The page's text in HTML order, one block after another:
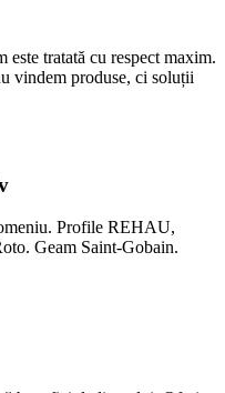
este tratată cu respect maxim.
vindem produse, ci soluții
Profile REHAU,
Geam Saint-Gobain.